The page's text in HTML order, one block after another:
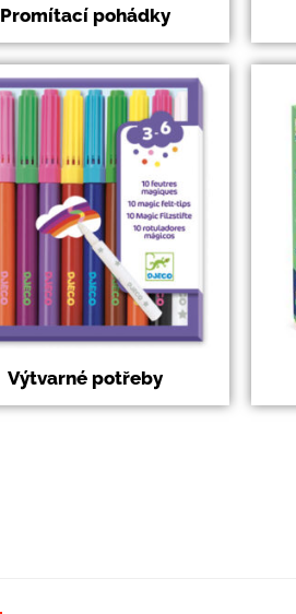
Promítací pohádky
Výtvarné potřeby